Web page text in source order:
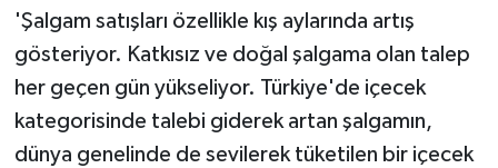
'Şalgam satışları özellikle kış aylarında artış
gösteriyor. Katkısız ve doğal şalgama olan talep
her geçen gün yükseliyor. Türkiye'de içecek
kategorisinde talebi giderek artan şalgamın,
dünya genelinde de sevilerek tüketilen bir içecek